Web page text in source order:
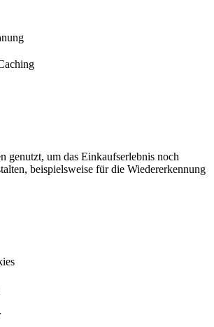
genutzt, um das Einkaufserlebnis noch
beispielsweise für die Wiedererkennung